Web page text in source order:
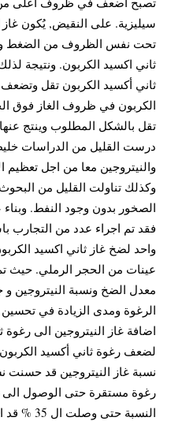
سيليزية. على النقيض, يُكون
تحت نفس الظروف من الضغط
ثاني اكسيد الكربون. ونتيجة
ثاني أكسيد الكربون تقل
الكربون في ظروف الغاز فوق
تقل بالشكل المطلوب وينتج
درست القليل من الدراسات
والنيتروجين معا من اجل تعظيم
وكذلك تناولت القليل من
الصخور بدون وجود النفط.
فقد تم اجراء عدد من
عينات من الحجر الرملي. حيث
معدل الضخ ونسبة النيتروجين و
الرغوة ومدى الزيادة في
اضافة غاز النيتروجين الى
لضعف رغوة ثاني أكسيد
نسبة غاز النيتروجين قد
النسبة